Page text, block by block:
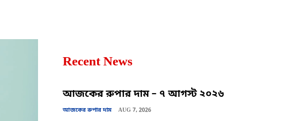
Recent News
আজকের রুপার দাম – ৭ আগস্ট ২০২৬
আজকের রুপার দাম AUG 7, 2026